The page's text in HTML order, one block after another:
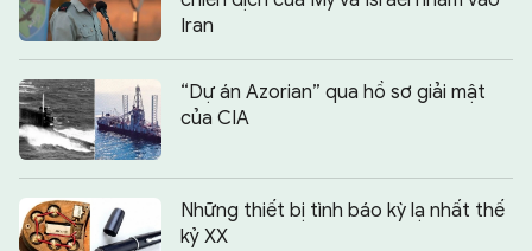
Iran
“Dự án Azorian” qua hồ sơ giải mật
của CIA
Những thiết bị tình báo kỳ lạ nhất thế
kỷ XX